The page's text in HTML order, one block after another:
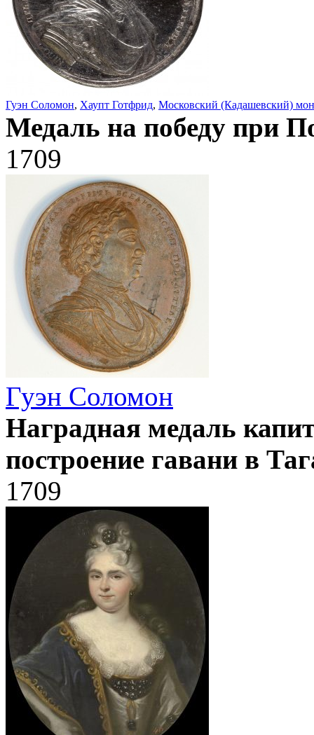
Гуэн Соломон, Хаупт Готфрид, Московский (Кадашевский)
Медаль на победу при
1709
Гуэн Соломон
Наградная медаль
построение гавани в
1709